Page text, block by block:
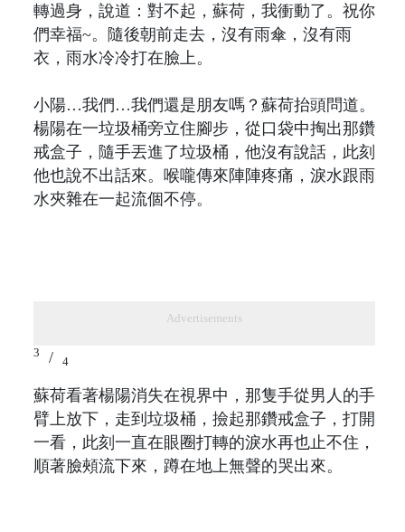
轉過身，說道：對不起，蘇荷，我衝動了。祝你
們幸福~。隨後朝前走去，沒有雨傘，沒有雨
衣，雨水冷冷打在臉上。
小陽…我們…我們還是朋友嗎？蘇荷抬頭問道。
楊陽在一垃圾桶旁立住腳步，從口袋中掏出那鑽
戒盒子，隨手丟進了垃圾桶，他沒有說話，此刻
他也說不出話來。喉嚨傳來陣陣疼痛，淚水跟雨
水夾雜在一起流個不停。
Advertisements
3 / 4
蘇荷看著楊陽消失在視界中，那隻手從男人的手
臂上放下，走到垃圾桶，撿起那鑽戒盒子，打開
一看，此刻一直在眼圈打轉的淚水再也止不住，
順著臉頰流下來，蹲在地上無聲的哭出來。